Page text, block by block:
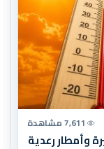
7,611 مشاهدة
وأمطار رعدية